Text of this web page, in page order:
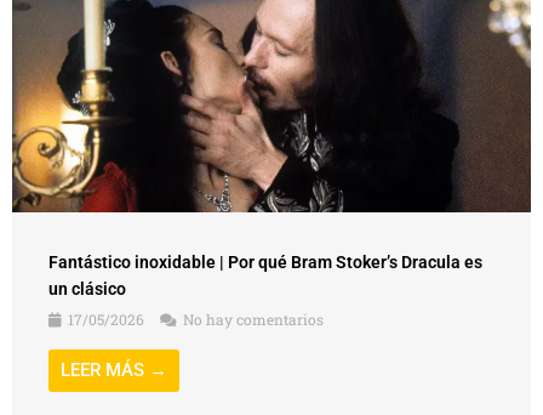
Fantástico inoxidable | Por qué Bram Stoker’s Dracula es
un clásico
17/05/2026
No hay comentarios
LEER MÁS →